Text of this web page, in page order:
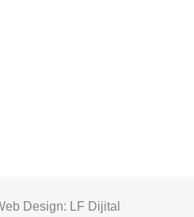
Design: LF Dijital